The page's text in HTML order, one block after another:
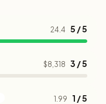
24.4 5 / 5
$8,318 3 / 5
1.99 1 / 5